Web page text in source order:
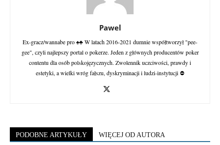
Pawel
Ex-gracz/wannabe pro ♠♣ W latach 2016-2021 dumnie współtworzył "pee-
gee", czyli najlepszy portal o pokerze. Jeden z głównych producentów poker
contentu dla osób polskojęzycznych. Zwolennik uczciwości, prawdy i
estetyki, a wielki wróg fałszu, dyskryminacji i ludzi-instytucji ⛔
PODOBNE ARTYKUŁY WIĘCEJ OD AUTORA